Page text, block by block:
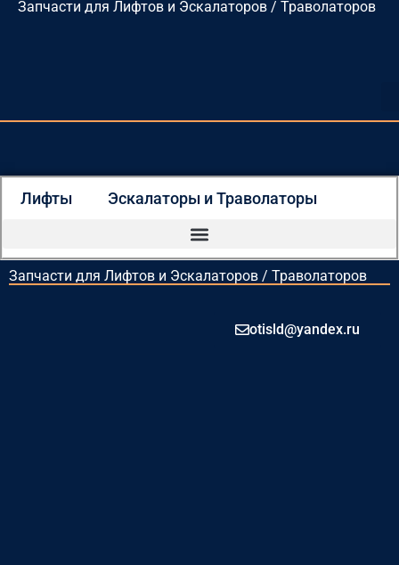
Перейти
Запчасти для Лифтов и Эскалаторов / Траволаторов
Лифты Эскалаторы и Траволаторы
Запчасти для Лифтов и Эскалаторов / Траволаторов
otisld@yandex.ru